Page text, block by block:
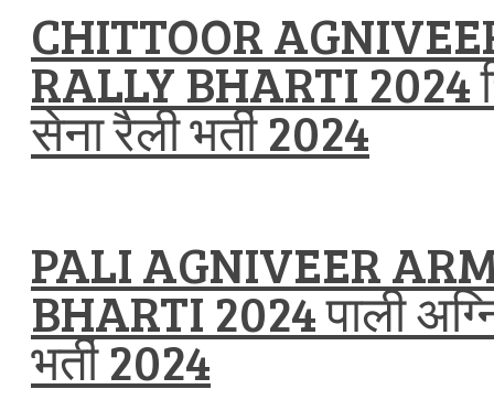
CHITTOOR
RALLY BHARTI 2024
सेना रैली भर्ती 2024
PALI AGNIVEER
BHARTI 2024 पाली
भर्ती 2024